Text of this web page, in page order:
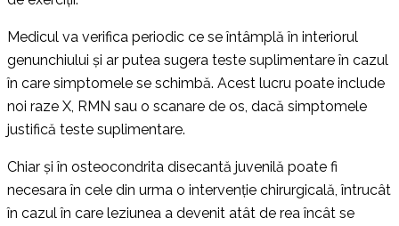
Medicul va verifica periodic ce se întâmplă în interiorul
genunchiului și ar putea sugera teste suplimentare în cazul
în care simptomele se schimbă. Acest lucru poate include
noi raze X, RMN sau o scanare de os, dacă simptomele
justifică teste suplimentare.
Chiar și în osteocondrita disecantă juvenilă poate fi
necesara în cele din urma o intervenție chirurgicală, întrucât
în cazul în care leziunea a devenit atât de rea încât se